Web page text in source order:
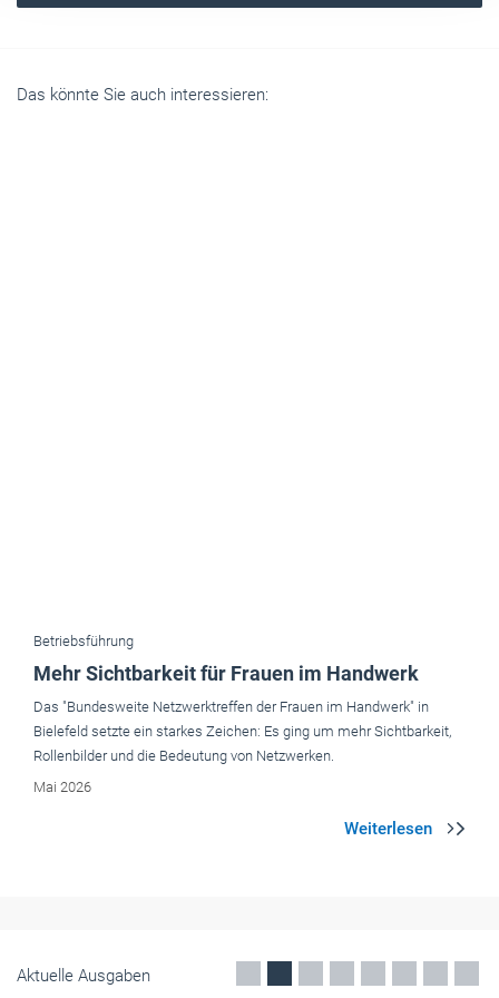
Das könnte Sie auch interessieren:
Mai 2026